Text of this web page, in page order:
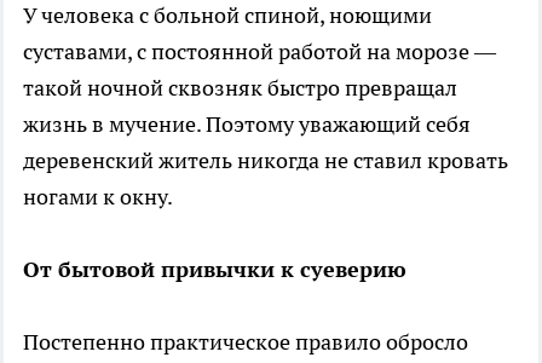
У человека с больной спиной, ноющими
суставами, с постоянной работой на морозе —
такой ночной сквозняк быстро превращал
жизнь в мучение. Поэтому уважающий себя
деревенский житель никогда не ставил кровать
ногами к окну.
От бытовой привычки к суеверию
Постепенно практическое правило обросло